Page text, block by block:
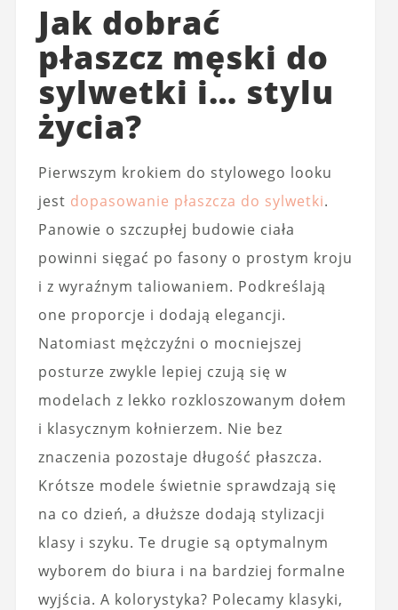
Jak dobrać
płaszcz męski do
sylwetki i… stylu
życia?
Pierwszym krokiem do stylowego looku
jest dopasowanie płaszcza do sylwetki.
Panowie o szczupłej budowie ciała
powinni sięgać po fasony o prostym kroju
i z wyraźnym taliowaniem. Podkreślają
one proporcje i dodają elegancji.
Natomiast mężczyźni o mocniejszej
posturze zwykle lepiej czują się w
modelach z lekko rozkloszowanym dołem
i klasycznym kołnierzem. Nie bez
znaczenia pozostaje długość płaszcza.
Krótsze modele świetnie sprawdzają się
na co dzień, a dłuższe dodają stylizacji
klasy i szyku. Te drugie są optymalnym
wyborem do biura i na bardziej formalne
wyjścia. A kolorystyka? Polecamy klasyki,